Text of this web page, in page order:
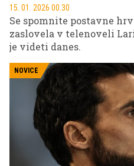
15. 01. 2026 00.30
Se spomnite postavne
zaslovela v telenoveli
je videti danes.
NOVICE